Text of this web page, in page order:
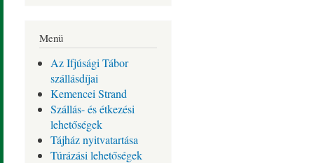
Menü
Az Ifjúsági Tábor
szállásdíjai
Kemencei Strand
Szállás- és étkezési
lehetőségek
Tájház nyitvatartása
Túrázási lehetőségek